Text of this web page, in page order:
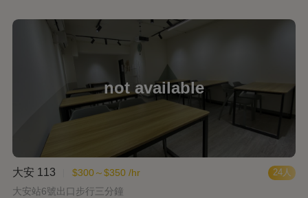
24人
大安 113
$300～$350 /hr
大安站6號出口步行三分鐘